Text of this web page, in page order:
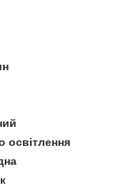
освітлення